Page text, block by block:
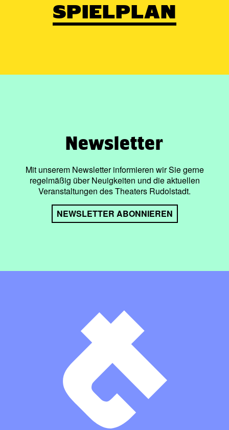
SPIELPLAN
Newsletter
Mit unserem Newsletter informieren wir Sie gerne
regelmäßig über Neuigkeiten und die aktuellen
Veranstaltungen des Theaters Rudolstadt.
NEWSLETTER ABONNIEREN